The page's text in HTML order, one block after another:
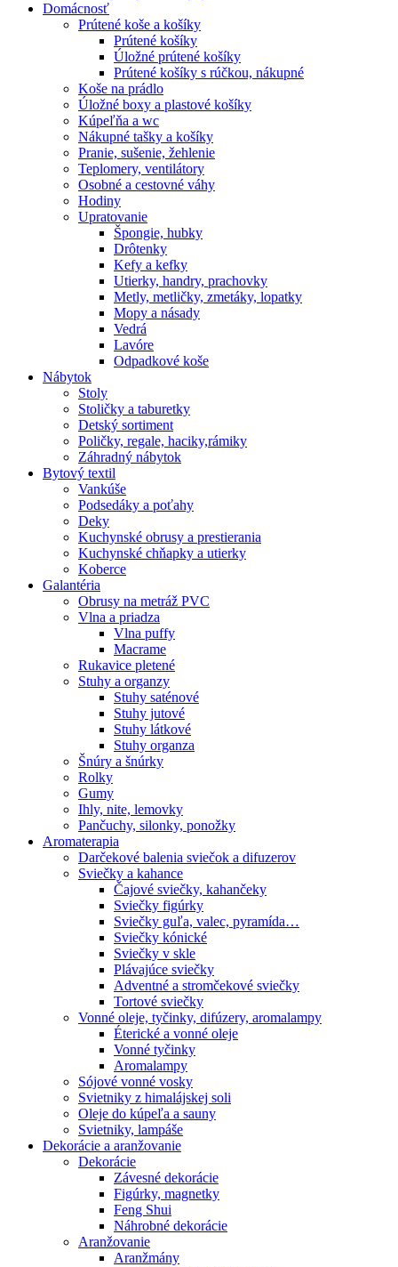
Domácnosť
Prútené koše a košíky
Prútené košíky
Úložné prútené košíky
Prútené košíky s rúčkou, nákupné
Koše na prádlo
Úložné boxy a plastové košíky
Kúpeľňa a wc
Nákupné tašky a košíky
Pranie, sušenie, žehlenie
Teplomery, ventilátory
Osobné a cestovné váhy
Hodiny
Upratovanie
Špongie, hubky
Drôtenky
Kefy a kefky
Utierky, handry, prachovky
Metly, metličky, zmetáky, lopatky
Mopy a násady
Vedrá
Lavóre
Odpadkové koše
Nábytok
Stoly
Stoličky a taburetky
Detský sortiment
Poličky, regale, haciky,rámiky
Záhradný nábytok
Bytový textil
Vankúše
Podsedáky a poťahy
Deky
Kuchynské obrusy a prestierania
Kuchynské chňapky a utierky
Koberce
Galantéria
Obrusy na metráž PVC
Vlna a priadza
Vlna puffy
Macrame
Rukavice pletené
Stuhy a organzy
Stuhy saténové
Stuhy jutové
Stuhy látkové
Stuhy organza
Šnúry a šnúrky
Rolky
Gumy
Ihly, nite, lemovky
Pančuchy, silonky, ponožky
Aromaterapia
Darčekové balenia sviečok a difuzerov
Sviečky a kahance
Čajové sviečky, kahančeky
Sviečky figúrky
Sviečky guľa, valec, pyramída…
Sviečky kónické
Sviečky v skle
Plávajúce sviečky
Adventné a stromčekové sviečky
Tortové sviečky
Vonné oleje, tyčinky, difúzery, aromalampy
Éterické a vonné oleje
Vonné tyčinky
Aromalampy
Sójové vonné vosky
Svietniky z himalájskej soli
Oleje do kúpeľa a sauny
Svietniky, lampáše
Dekorácie a aranžovanie
Dekorácie
Závesné dekorácie
Figúrky, magnetky
Feng Shui
Náhrobné dekorácie
Aranžovanie
Aranžmány